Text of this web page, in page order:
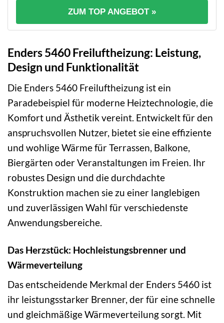
ZUM TOP ANGEBOT »
Enders 5460 Freiluftheizung: Leistung,
Design und Funktionalität
Die Enders 5460 Freiluftheizung ist ein
Paradebeispiel für moderne Heiztechnologie, die
Komfort und Ästhetik vereint. Entwickelt für den
anspruchsvollen Nutzer, bietet sie eine effiziente
und wohlige Wärme für Terrassen, Balkone,
Biergärten oder Veranstaltungen im Freien. Ihr
robustes Design und die durchdachte
Konstruktion machen sie zu einer langlebigen
und zuverlässigen Wahl für verschiedenste
Anwendungsbereiche.
Das Herzstück: Hochleistungsbrenner und
Wärmeverteilung
Das entscheidende Merkmal der Enders 5460 ist
ihr leistungsstarker Brenner, der für eine schnelle
und gleichmäßige Wärmeverteilung sorgt. Mit